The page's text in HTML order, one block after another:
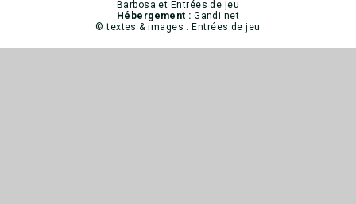
Barbosa et Entrées de jeu
Hébergement : Gandi.net
© textes & images : Entrées de jeu